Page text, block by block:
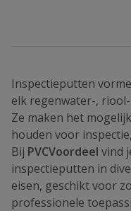
Inspectieputten
elk regenwater-,
Ze maken het
houden voor
Bij PVCVoordeel vind
inspectieputten in
eisen, geschikt voor
professionele